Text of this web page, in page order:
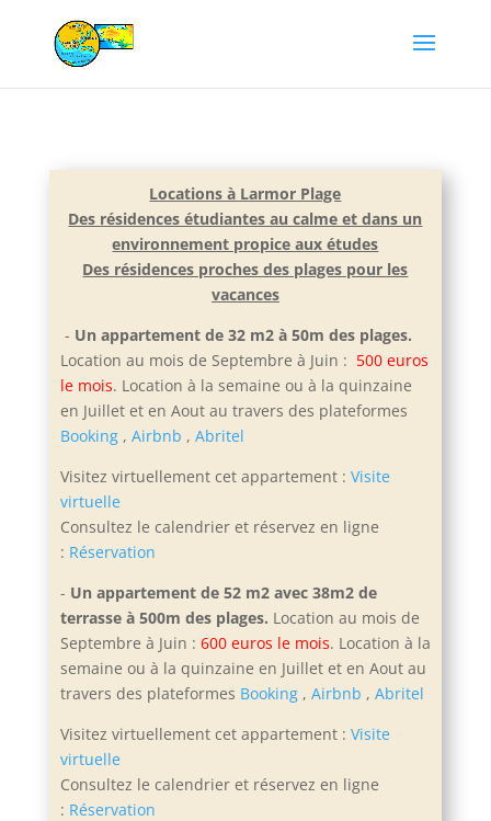
Locations à Larmor Plage
Des résidences étudiantes au calme et dans un
environnement propice aux études
Des résidences proches des plages pour les
vacances
- Un appartement de 32 m2 à 50m des plages.
Location au mois de Septembre à Juin : 500 euros
le mois. Location à la semaine ou à la quinzaine
en Juillet et en Aout au travers des plateformes
Booking, Airbnb , Abritel
Visitez virtuellement cet appartement : Visite
virtuelle
Consultez le calendrier et réservez en ligne
: Réservation
- Un appartement de 52 m2 avec 38m2 de
terrasse à 500m des plages. Location au mois de
Septembre à Juin : 600 euros le mois. Location à la
semaine ou à la quinzaine en Juillet et en Aout au
travers des plateformes Booking, Airbnb , Abritel
Visitez virtuellement cet appartement : Visite
virtuelle
Consultez le calendrier et réservez en ligne
: Réservation